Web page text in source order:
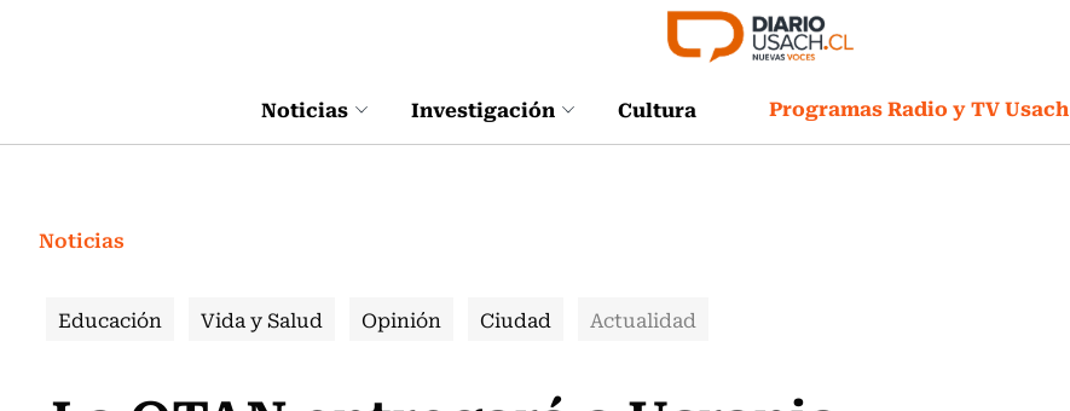
Noticias Investigación Cultura Programas Radio y TV Usach
Noticias
Educación Vida y Salud Opinión Ciudad Actualidad